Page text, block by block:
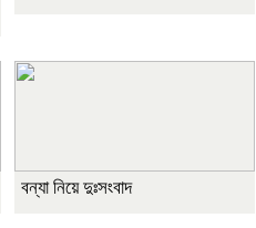
বন্যা নিয়ে দুঃসংবাদ